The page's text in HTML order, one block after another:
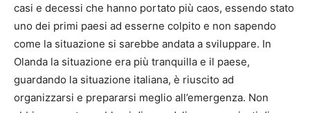
casi e decessi che hanno portato più caos, essendo stato
uno dei primi paesi ad esserne colpito e non sapendo
come la situazione si sarebbe andata a sviluppare. In
Olanda la situazione era più tranquilla e il paese,
guardando la situazione italiana, è riuscito ad
organizzarsi e prepararsi meglio all’emergenza. Non